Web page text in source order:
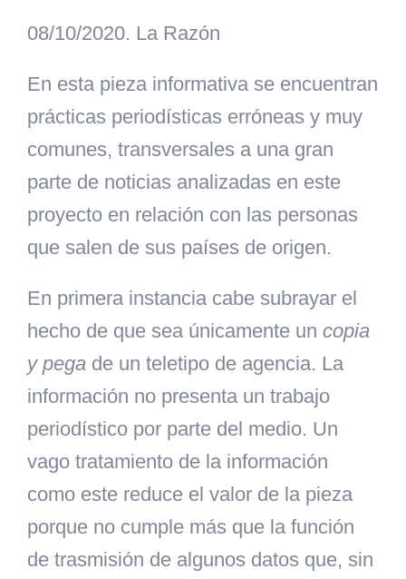
08/10/2020. La Razón
En esta pieza informativa se encuentran
prácticas periodísticas erróneas y muy
comunes, transversales a una gran
parte de noticias analizadas en este
proyecto en relación con las personas
que salen de sus países de origen.
En primera instancia cabe subrayar el
hecho de que sea únicamente un copia
y pega de un teletipo de agencia. La
información no presenta un trabajo
periodístico por parte del medio. Un
vago tratamiento de la información
como este reduce el valor de la pieza
porque no cumple más que la función
de trasmisión de algunos datos que, sin